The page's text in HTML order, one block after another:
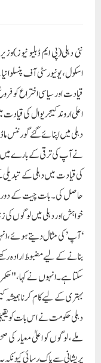
نے آپ کی ترقی کے بارے میں
حاصل کی۔ بات چیت کے
خواہش اور دہلی میں لوگوں کی
‘آپ’ کی مثال دیتے ہوئے،
بنانے کے لیے مضبوط ارادہ
سکتا ہے۔انہوں نے کہا،
دہلی حکومت نے اس بات کو یقینی
ملے، لوگوں کو اعلیٰ معیار کی
پریشانی سے پاک رسائی
وزیر تعلیم نے کہا کہ دہلی
ممکن ہوئی۔ وزیر آتشی نے
جب بڑی تعداد میں تعلیم
ہیں۔ انہوں نے زور دیا کہ
لیے انتہائی اہم ہے۔ بات
میں واحد خاتون وزیر تک کے